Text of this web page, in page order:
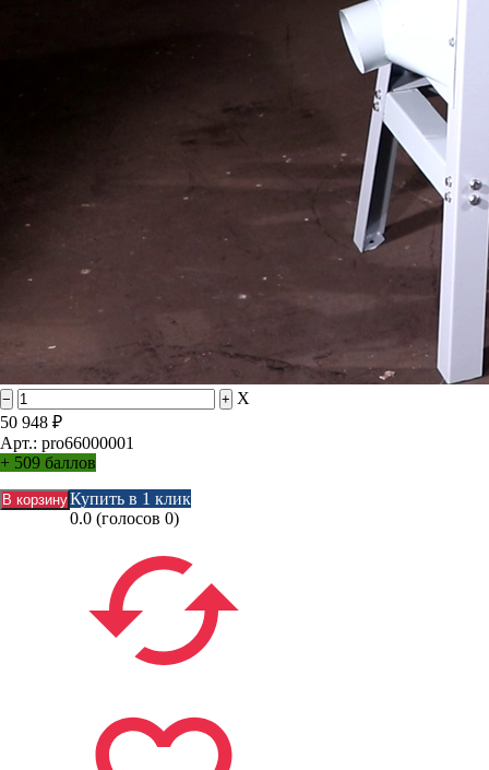
X
50 948 ₽
Арт.: pro66000001
+ 509 баллов
Купить в 1 клик
0.0 (голосов 0)